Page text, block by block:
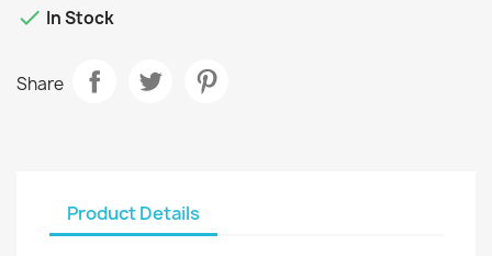
 In Stock
Share
Product Details